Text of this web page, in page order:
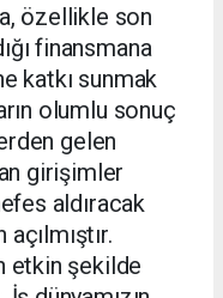
özellikle son
finansmana
katkı sunmak
olumlu sonuç
gelen
girişimler
aldıracak
etkin şekilde